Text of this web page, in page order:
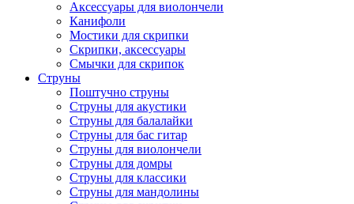
Аксессуары для виолончели
Канифоли
Мостики для скрипки
Скрипки, аксессуары
Смычки для скрипок
Струны
Поштучно струны
Струны для акустики
Струны для балалайки
Струны для бас гитар
Струны для виолончели
Струны для домры
Струны для классики
Струны для мандолины